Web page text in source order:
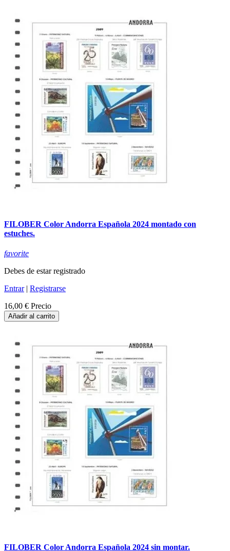
FILOBER Color Andorra Española 2024 montado con
estuches.
favorite
Debes de estar registrado
Entrar| Registrarse
16,00 € Precio
Añadir al carrito
FILOBER Color Andorra Española 2024 sin montar.